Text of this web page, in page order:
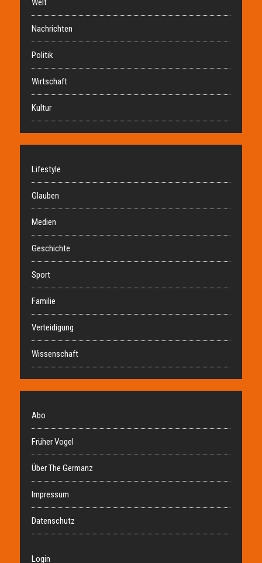
Nachrichten
Politik
Wirtschaft
Kultur
Lifestyle
Glauben
Medien
Geschichte
Sport
Familie
Verteidigung
Wissenschaft
Abo
Früher Vogel
Über The Germanz
Impressum
Datenschutz
Login